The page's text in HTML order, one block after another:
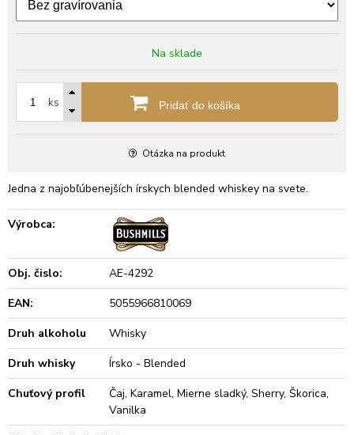
Na sklade
ks Pridať do košíka
Otázka na produkt
Jedna z najobľúbenejších írskych blended whiskey na svete.
Výrobca:
Obj. čislo:
AE-4292
EAN:
5055966810069
Druh alkoholu
Whisky
Druh whisky
Írsko - Blended
Chuťový profil
Čaj, Karamel, Mierne sladký, Sherry, Škorica,
Vanilka